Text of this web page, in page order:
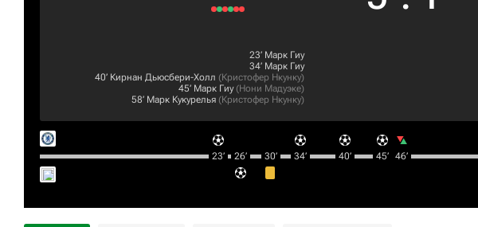
23‎’‎ Марк Гиу
34‎’‎ Марк Гиу
40‎’‎ Кирнан Дьюсбери-Холл (Кристофер Нкунку)
45‎’‎ Марк Гиу(Нони Мадуэке)
58‎’‎ Марк Кукурелья (Кристофер Нкунку)
23‎’‎ 26‎’‎ 30‎’‎ 34‎’‎ 40‎’‎ 45‎’‎ 46‎’‎